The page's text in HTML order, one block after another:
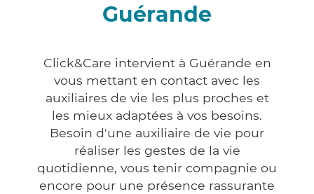
Guérande
Click&Care intervient à Guérande en
vous mettant en contact avec les
auxiliaires de vie les plus proches et
les mieux adaptées à vos besoins.
Besoin d'une auxiliaire de vie pour
réaliser les gestes de la vie
quotidienne, vous tenir compagnie ou
encore pour une présence rassurante